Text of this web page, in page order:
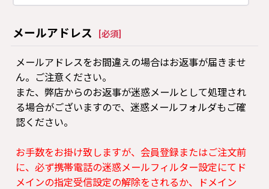
メールアドレス 必須
メールアドレスをお間違えの場合はお返事が届きませ
ん。ご注意ください。
また、弊店からのお返事が迷惑メールとして処理され
る場合がございますので、迷惑メールフォルダもご確
認ください。
お手数をお掛け致しますが、会員登録またはご注文前
に、必ず携帯電話の迷惑メールフィルター設定にてド
メインの指定受信設定の解除をされるか、ドメイン